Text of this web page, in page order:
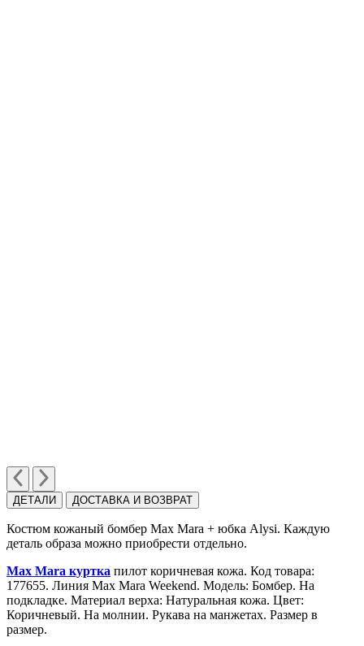
ДЕТАЛИ ДОСТАВКА И ВОЗВРАТ
Костюм кожаный бомбер Max Mara + юбка Alysi. Каждую
деталь образа можно приобрести отдельно.
Max Mara куртка пилот коричневая кожа. Код товара:
177655. Линия Max Mara Weekend. Модель: Бомбер. На
подкладке. Материал верха: Натуральная кожа. Цвет:
Коричневый. На молнии. Рукава на манжетах. Размер в
размер.